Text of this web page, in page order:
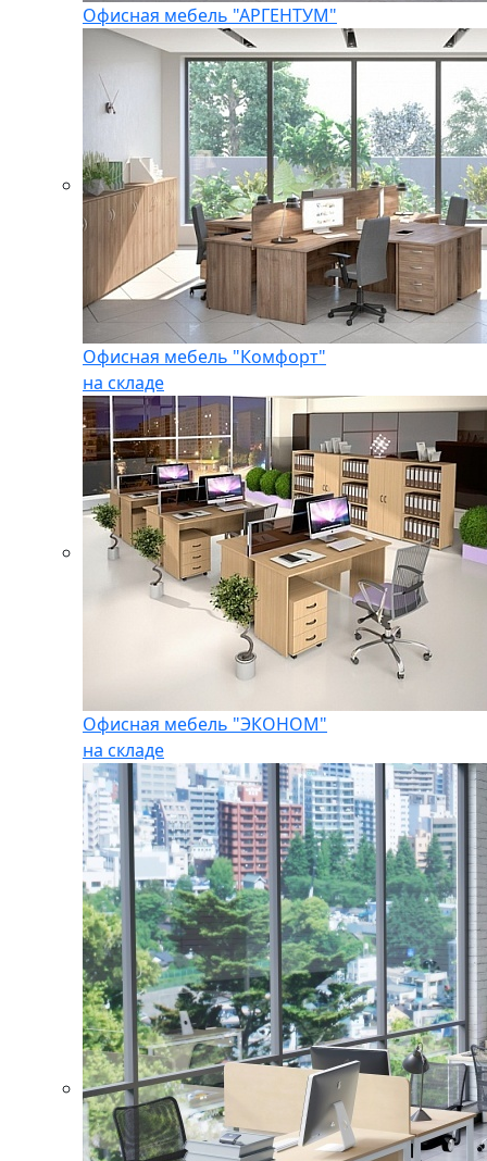
Офисная мебель "АРГЕНТУМ"
Офисная мебель "Комфорт"
на складе
Офисная мебель "ЭКОНОМ"
на складе